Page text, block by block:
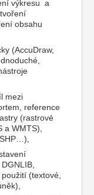
výkresu a
obsahu
(AccuDraw,
mezi
reference
(rastrové
a WMTS),
(textové,